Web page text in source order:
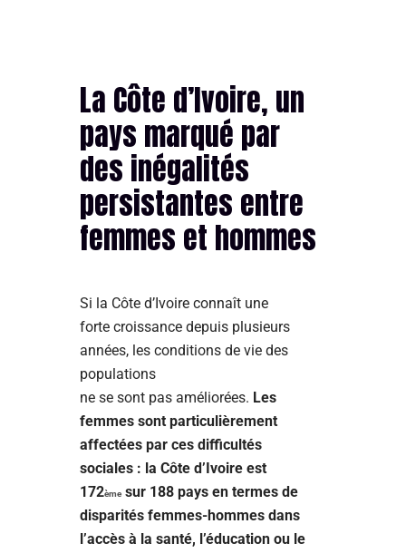
La Côte d’Ivoire, un
pays marqué par
des inégalités
persistantes entre
femmes et hommes
Si la Côte d’Ivoire connaît une
forte croissance depuis plusieurs
années, les conditions de vie des
populations
ne se sont pas améliorées. Les
femmes sont particulièrement
affectées par ces difficultés
sociales : la Côte d’Ivoire est
172ème sur 188 pays en termes de
disparités femmes-hommes dans
l’accès à la santé, l’éducation ou le